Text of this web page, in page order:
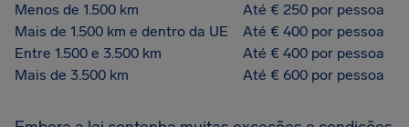
Menos de 1.500 km
Até € 250 por pessoa
Mais de 1.500 km e dentro da UE
Até € 400 por pessoa
Entre 1.500 e 3.500 km
Até € 400 por pessoa
Mais de 3.500 km
Até € 600 por pessoa